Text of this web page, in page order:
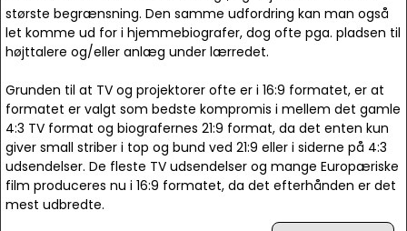
største begrænsning. Den samme udfordring kan man også
let komme ud for i hjemmebiografer, dog ofte pga. pladsen til
højttalere og/eller anlæg under lærredet.
Grunden til at TV og projektorer ofte er i 16:9 formatet, er at
formatet er valgt som bedste kompromis i mellem det gamle
4:3 TV format og biografernes 21:9 format, da det enten kun
giver small striber i top og bund ved 21:9 eller i siderne på 4:3
udsendelser. De fleste TV udsendelser og mange Europæriske
film produceres nu i 16:9 formatet, da det efterhånden er det
mest udbredte.